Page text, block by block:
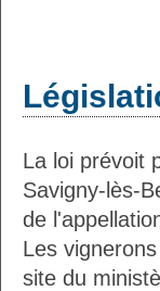
La loi prévoit
Savigny-lès-
de
Les
site du